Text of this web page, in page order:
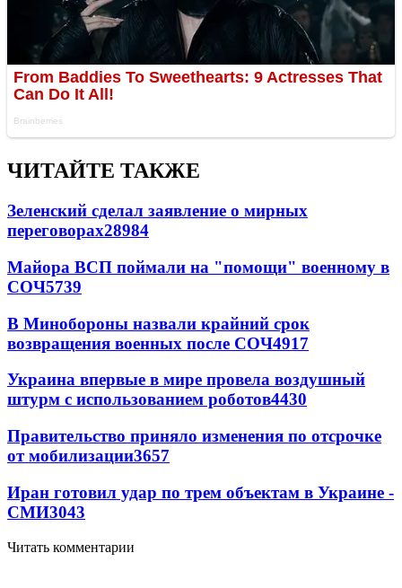
ЧИТАЙТЕ ТАКЖЕ
Зеленский сделал заявление о мирных
переговорах28984
Майора ВСП поймали на "помощи" военному в
СОЧ5739
В Минобороны назвали крайний срок
возвращения военных после СОЧ4917
Украина впервые в мире провела воздушный
штурм с использованием роботов4430
Правительство приняло изменения по отсрочке
от мобилизации3657
Иран готовил удар по трем объектам в Украине -
СМИ3043
Читать комментарии